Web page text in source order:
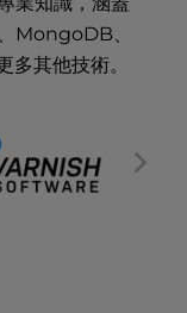
MongoDB、
其他技術。